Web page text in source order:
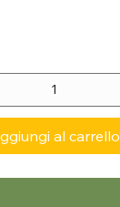
al carrello